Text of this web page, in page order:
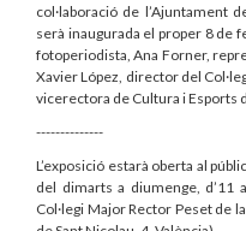
col·laboració de l’Ajuntament
serà inaugurada el proper 8 de
fotoperiodista, Ana Forner,
Xavier López, director del
vicerectora de Cultura i Esports
--------------
L’exposició estarà oberta al
del dimarts a diumenge, d’11
Col·legi Major Rector Peset de